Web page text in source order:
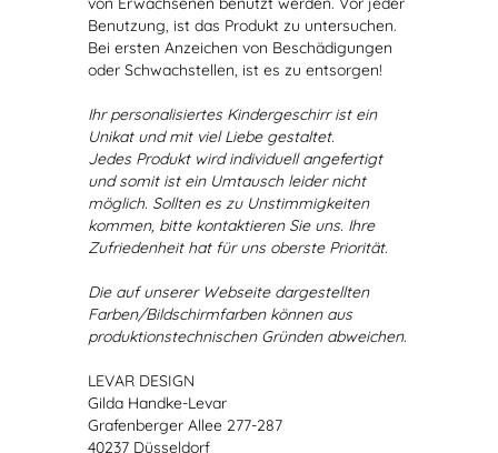
Benutzung, ist das Produkt zu untersuchen.
Bei ersten Anzeichen von Beschädigungen
oder Schwachstellen, ist es zu entsorgen!
Ihr personalisiertes Kindergeschirr ist ein
Unikat und mit viel Liebe gestaltet.
Jedes Produkt wird individuell angefertigt
und somit ist ein Umtausch leider nicht
möglich. Sollten es zu Unstimmigkeiten
kommen, bitte kontaktieren Sie uns. Ihre
Zufriedenheit hat für uns oberste Priorität.
Die auf unserer Webseite dargestellten
Farben/Bildschirmfarben können aus
produktionstechnischen Gründen abweichen.
LEVAR DESIGN
Gilda Handke-Levar
Grafenberger Allee 277-287
40237 Düsseldorf